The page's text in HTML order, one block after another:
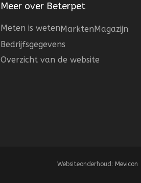
Meer over Beterpet
Meten is wetenMarktenMagazijn
Bedrijfsgegevens
Overzicht van de website
Websiteonderhoud: Mevicon